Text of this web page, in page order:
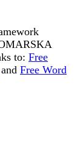
to: Free
and Free Word